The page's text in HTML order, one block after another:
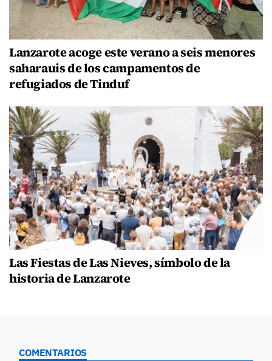
Lanzarote acoge este verano a seis menores
saharauis de los campamentos de
refugiados de Tinduf
Las Fiestas de Las Nieves, símbolo de la
historia de Lanzarote
COMENTARIOS